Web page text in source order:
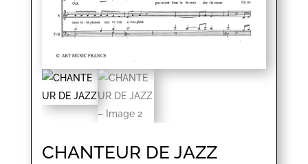
CHANTEUR DE JAZZ